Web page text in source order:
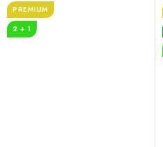
PREMIUM
2 + 1